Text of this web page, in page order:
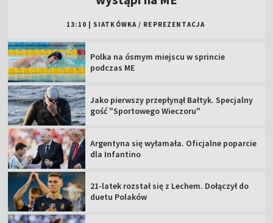
13:10 SIATKÓWKA / REPREZENTACJA
Polka na ósmym miejscu w sprincie
podczas ME
Jako pierwszy przepłynął Bałtyk. Specjalny
gość "Sportowego Wieczoru"
Argentyna się wyłamała. Oficjalne poparcie
dla Infantino
21-latek rozstał się z Lechem. Dołączył do
duetu Polaków